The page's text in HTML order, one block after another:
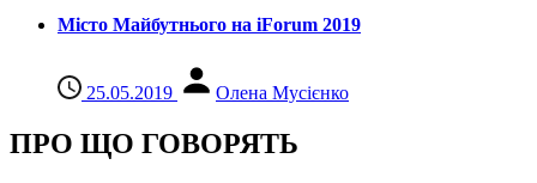
Місто Майбутнього на iForum 2019
25.05.2019 Олена Мусієнко
ПРО ЩО ГОВОРЯТЬ